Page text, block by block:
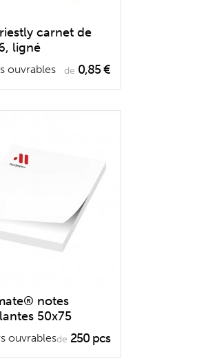
carnet de
ligné
ouvrables de 0,85 €
notes
50x75
ouvrablesde 250 pcs